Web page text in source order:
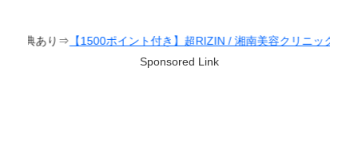
ント付き】超RIZIN / 湘南美容クリニック presents RIZIN.38
Sponsored Link